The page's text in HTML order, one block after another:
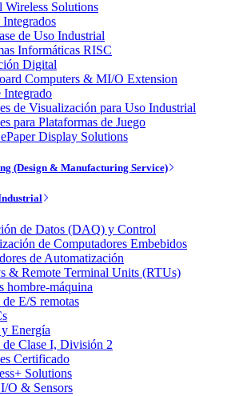
Wireless Solutions
de Uso Industrial
Informáticas RISC
Digital
Computers & MI/O Extension
Integrado
de Visualización para Uso Industrial
para Plataformas de Juego
Display Solutions
(Design & Manufacturing Service)
de Datos (DAQ) y Control
de Computadores Embebidos
de Automatización
& Remote Terminal Units (RTUs)
hombre-máquina
E/S remotas
Energía
de Clase I, División 2
Certificado
Solutions
O & Sensors